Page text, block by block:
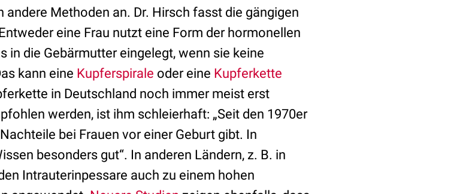
andere Methoden an. Dr. Hirsch fasst die gängigen
eine Frau nutzt eine Form der hormonellen
in die Gebärmutter eingelegt, wenn sie keine
kann eine Kupferspirale oder eine Kupferkette
in Deutschland noch immer meist erst
werden, ist ihm schleierhaft: „Seit den 1970er
bei Frauen vor einer Geburt gibt. In
besonders gut“. In anderen Ländern, z. B. in
Intrauterinpessare auch zu einem hohen